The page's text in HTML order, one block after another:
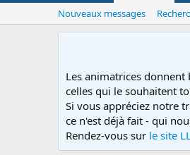
Nouveaux messages
Les animatrices
celles qui le souhaitent
Si vous appréciez notre
ce n'est déjà fait - qui
Rendez-vous sur le site